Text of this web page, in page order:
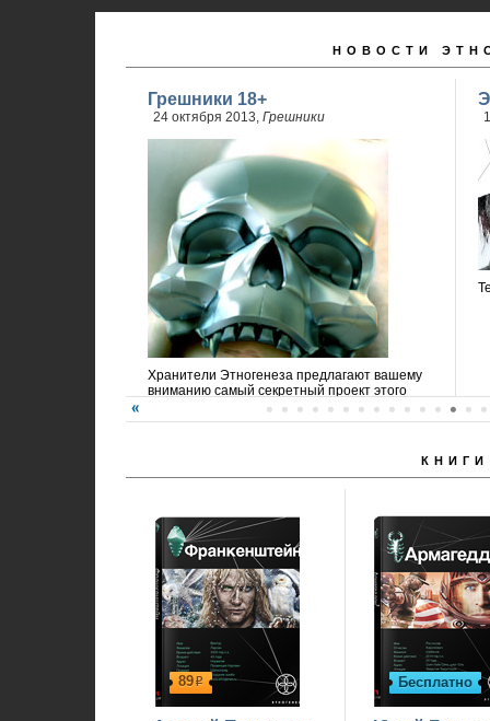
НОВОСТИ
Грешники 18+
24 октября 2013, Грешники
Хранители Этногенеза предлагают вашему
вниманию самый секретный проект этого
КНИГИ
89р Бесплатно